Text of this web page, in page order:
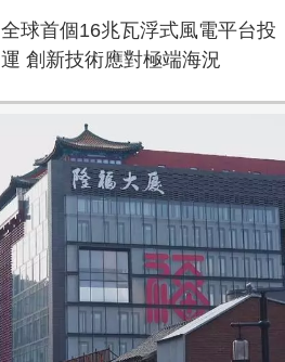
全球首個16兆瓦浮式風電平台投
運 創新技術應對極端海況